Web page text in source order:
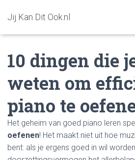
Jij Kan Dit Ook.nl
10 dingen die
weten om
piano te
Het geheim van goed piano leren
oefenen! Het maakt niet uit hoe
bent: als je ergens goed in wil